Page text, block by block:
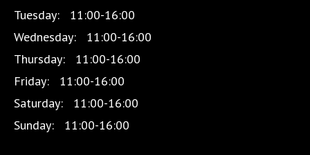
Tuesday:
11:00-16:00
Wednesday:
11:00-16:00
Thursday:
11:00-16:00
Friday:
11:00-16:00
Saturday:
11:00-16:00
Sunday:
11:00-16:00